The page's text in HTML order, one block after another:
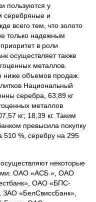
пользуются у
серебряные и
всего тем, что золото
только надежным
в роли
осуществляет также
металлов.
ниже объемов продаж.
Национальный
серебра, 63,89 кг
металлов
кг; 18,39 кг. Таким
превысила покупку
510 %, серебру на 295
некоторые
ОАО «АСБ », ОАО
ОАО «БПС-
«БелСвиссБанк»,